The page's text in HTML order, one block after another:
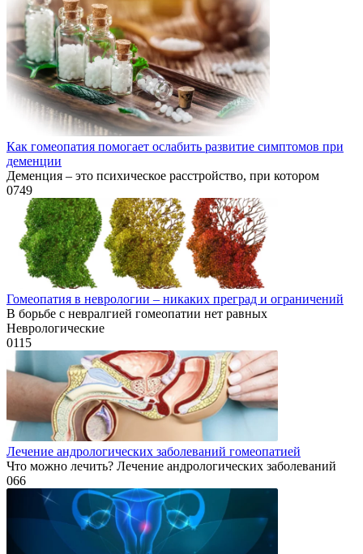
Как гомеопатия помогает ослабить развитие симптомов при
деменции
Деменция – это психическое расстройство, при котором
0749
Гомеопатия в неврологии – никаких преград и ограничений
В борьбе с невралгией гомеопатии нет равных
Неврологические
0115
Лечение андрологических заболеваний гомеопатией
Что можно лечить? Лечение андрологических заболеваний
066